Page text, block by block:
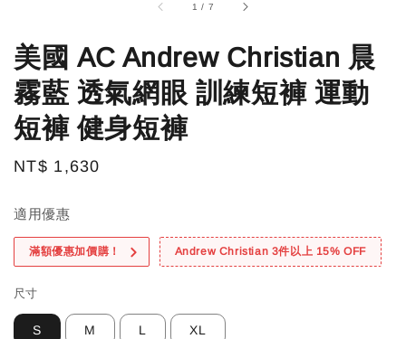
1 / 7
美國 AC Andrew Christian 晨
霧藍 透氣網眼 訓練短褲 運動
短褲 健身短褲
Regular
NT$ 1,630
適用優惠
滿額優惠加價購！ Andrew Christian 3件以上 15% OFF
尺寸
S M L XL